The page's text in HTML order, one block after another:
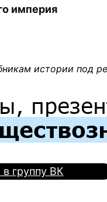
империя
истории под
группу ВК